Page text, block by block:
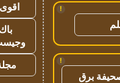
!
!
برق